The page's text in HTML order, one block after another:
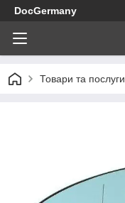
DocGermany
Товари та послуги